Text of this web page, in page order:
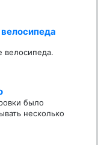
велосипеда.
было
несколько